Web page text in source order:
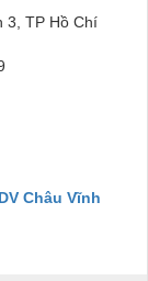
3, TP Hồ Chí
Châu Vĩnh